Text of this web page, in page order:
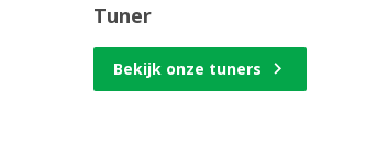
Tuner
Bekijk onze tuners